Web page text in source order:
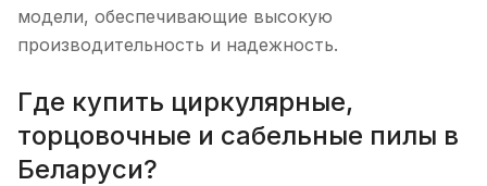
модели, обеспечивающие высокую
производительность и надежность.
Где купить циркулярные,
торцовочные и сабельные пилы в
Беларуси?